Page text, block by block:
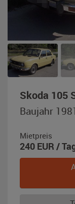
Skoda 105
Baujahr
Mietpreis
240 EUR /